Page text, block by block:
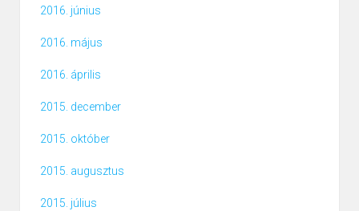
2016. június
2016. május
2016. április
2015. december
2015. október
2015. augusztus
2015. július